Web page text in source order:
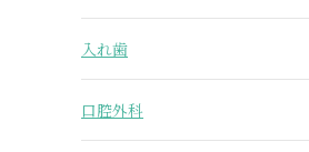
入れ歯
口腔外科